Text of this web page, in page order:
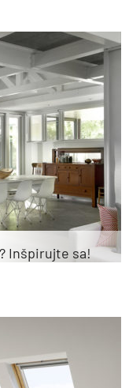
Inšpirujte sa!